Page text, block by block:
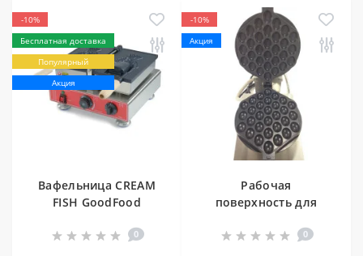
-10%
Бесплатная доставка
Популярный
Акция
Вафельница CREAM
FISH GoodFood
0
-10%
Акция
Рабочая
поверхность для
вафельницы0